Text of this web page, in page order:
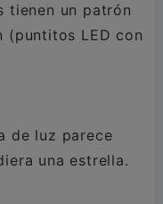
tienen un patrón
(puntitos LED con
de luz parece
una estrella.